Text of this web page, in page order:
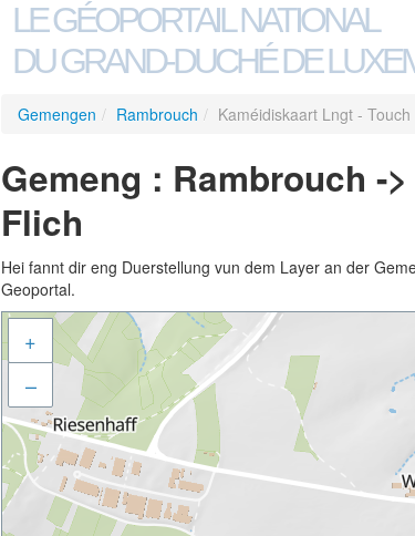
LE GÉOPORTAIL NATIONAL
DU GRAND-DUCHÉ DE
Gemengen / Rambrouch / Kaméidiskaart Lngt -
Gemeng : Rambrouch -
Flich
Hei fannt dir eng Duerstellung vun dem Layer an der
Geoportal.
+
–